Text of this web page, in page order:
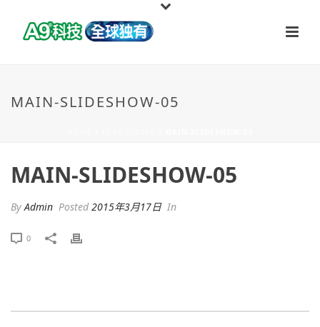
MAIN-SLIDESHOW-05
MAIN-SLIDESHOW-05
ByAdmin Posted2015年3月17日 In
0